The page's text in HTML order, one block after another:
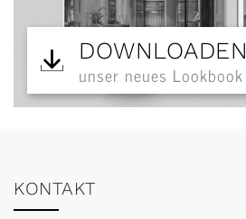
DOWNLOADEN
unser neues Lookbook
KONTAKT